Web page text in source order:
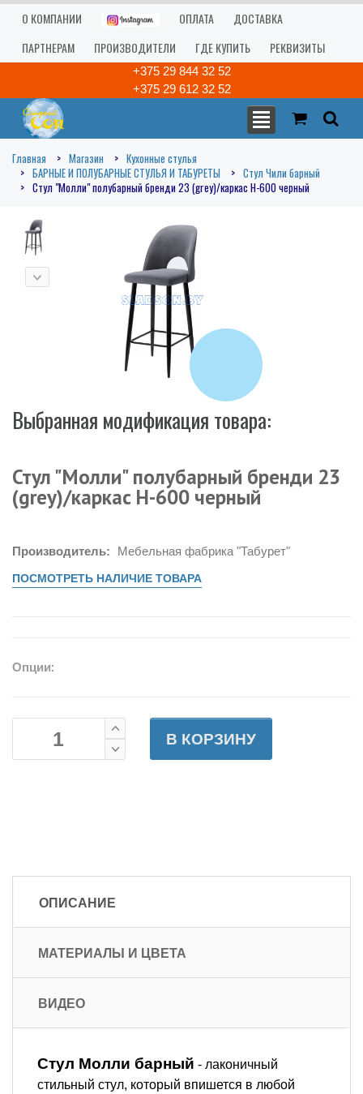
О КОМПАНИИ ОПЛАТА
ДОСТАВКА
ПАРТНЕРАМ
ПРОИЗВОДИТЕЛИ ГДЕ КУПИТЬ РЕКВИЗИТЫ
+375 29 844 32 52
+375 29 612 32 52
Главная Магазин
Кухонные стулья
БАРНЫЕ И ПОЛУБАРНЫЕ СТУЛЬЯ И ТАБУРЕТЫ
Стул Чили барный
Стул "Молли" полубарный бренди 23 (grey)/каркас Н-600 черный
Выбранная модификация товара:
Стул "Молли" полубарный бренди 23
(grey)/каркас Н-600 черный
Производитель: Мебельная фабрика "Табурет"
ПОСМОТРЕТЬ НАЛИЧИЕ ТОВАРА
Опции:
В КОРЗИНУ
ОПИСАНИЕ
МАТЕРИАЛЫ И ЦВЕТА
ВИДЕО
Стул Молли барный - лаконичный
стильный стул, который впишется в любой